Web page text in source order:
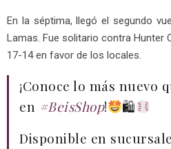
En la séptima, llegó el segundo
Lamas. Fue solitario contra Hunter
17-14 en favor de los locales.
¡Conoce lo más nuevo
en #BeisShop!
🛍
Disponible en